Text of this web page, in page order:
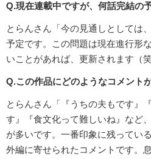
Q.現在連載中ですが、何話完結の
とらんさん「今の見通しとしては
予定です。この問題は現在進行形
いことがあれば、更新されます（笑
Q.この作品にどのようなコメント
とらんさん「『うちの夫もです』
す』『食文化って難しいね』など
が多いです。一番印象に残ってい
外編に寄せられたコメントです。